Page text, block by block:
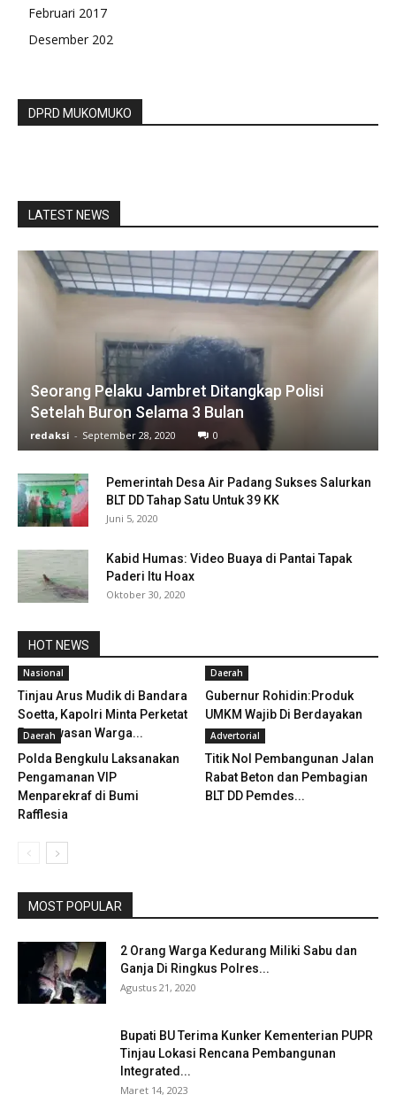
Februari 2017
Desember 202
DPRD MUKOMUKO
LATEST NEWS
Seorang Pelaku Jambret Ditangkap Polisi
Setelah Buron Selama 3 Bulan
redaksi - September 28, 2020 0
Pemerintah Desa Air Padang Sukses Salurkan
BLT DD Tahap Satu Untuk 39 KK
Juni 5, 2020
Kabid Humas: Video Buaya di Pantai Tapak
Paderi Itu Hoax
Oktober 30, 2020
HOT NEWS
Nasional
Tinjau Arus Mudik di Bandara
Soetta, Kapolri Minta Perketat
Pengawasan Warga...
Daerah
Gubernur Rohidin:Produk
UMKM Wajib Di Berdayakan
Daerah
Polda Bengkulu Laksanakan
Pengamanan VIP
Menparekraf di Bumi
Rafflesia
Advertorial
Titik Nol Pembangunan Jalan
Rabat Beton dan Pembagian
BLT DD Pemdes...
MOST POPULAR
2 Orang Warga Kedurang Miliki Sabu dan
Ganja Di Ringkus Polres...
Agustus 21, 2020
Bupati BU Terima Kunker Kementerian PUPR
Tinjau Lokasi Rencana Pembangunan
Integrated...
Maret 14, 2023